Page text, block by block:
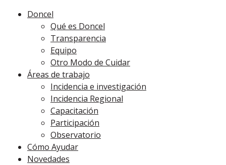
Doncel
Qué es Doncel
Transparencia
Equipo
Otro Modo de Cuidar
Áreas de trabajo
Incidencia e investigación
Incidencia Regional
Capacitación
Participación
Observatorio
Cómo Ayudar
Novedades